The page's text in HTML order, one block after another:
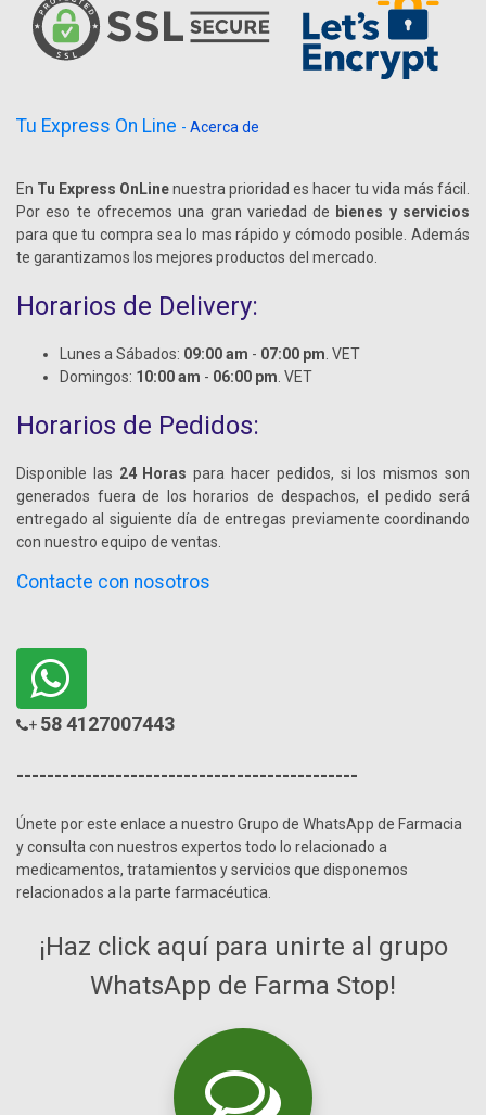
Tu Express On Line - Acerca de
En Tu Express OnLinenuestra prioridad es hacer tu vida más fácil.
Por eso te ofrecemos una gran variedad de bienes y servicios
para que tu compra sea lo mas rápido y cómodo posible. Además
te garantizamos los mejores productos del mercado.
Horarios de Delivery:
Lunes a Sábados: 09:00 am - 07:00 pm . VET
Domingos: 10:00 am - 06:00 pm . VET
Horarios de Pedidos:
Disponible las 24 Horas para hacer pedidos, si los mismos son
generados fuera de los horarios de despachos, el pedido será
entregado al siguiente día de entregas previamente coordinando
con nuestro equipo de ventas.
Contacte con nosotros
+ 58 4127007443
---------------------------------------------
Únete por este enlace a nuestro Grupo de WhatsApp de Farmacia
y consulta con nuestros expertos todo lo relacionado a
medicamentos, tratamientos y servicios que disponemos
relacionados a la parte farmacéutica.
¡Haz click aquí para unirte al grupo
WhatsApp de Farma Stop!